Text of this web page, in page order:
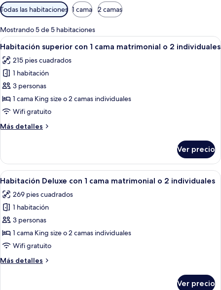
Filtros
disponibles
para
las
habitaciones
Todas las habitaciones 1 cama 2 camas
Mostrando 5 de 5 habitaciones
Abrir
todas
las
fotos
de
Habitación
superior
1
o
2
individuales
Una habitación de hotel moderna
8
Habitación superior con 1 cama matrimonial o 2 individuales
215 pies cuadrados
1 habitación
3 personas
1 cama King size o 2 camas individuales
Wifi gratuito
Más detalles
Más
superior
con
1
matrimonial
o
individuales
Ver precio
Abrir
todas
las
fotos
de
Habitación
Deluxe
1
Una habitación de hotel moderna
9
Habitación Deluxe con 1 cama matrimonial o 2 individuales
269 pies cuadrados
1 habitación
3 personas
1 cama King size o 2 camas individuales
Wifi gratuito
Más detalles
Más
Ver precio